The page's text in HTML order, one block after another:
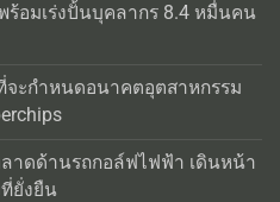
พร้อมเร่งปั้นบุคลากร 8.4 หมื่นคน
จะกำหนดอนาคตอุตสาหกรรม
าดด้านรถกอล์ฟไฟฟ้า เดินหน้า
ยั่งยืน